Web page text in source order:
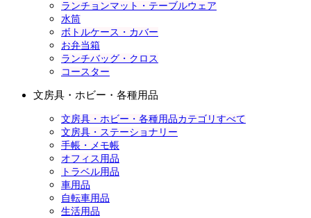
ランチョンマット・テーブルウェア
水筒
ボトルケース・カバー
お弁当箱
ランチバッグ・クロス
コースター
文房具・ホビー・各種用品
文房具・ホビー・各種用品カテゴリすべて
文房具・ステーショナリー
手帳・メモ帳
オフィス用品
トラベル用品
車用品
自転車用品
生活用品